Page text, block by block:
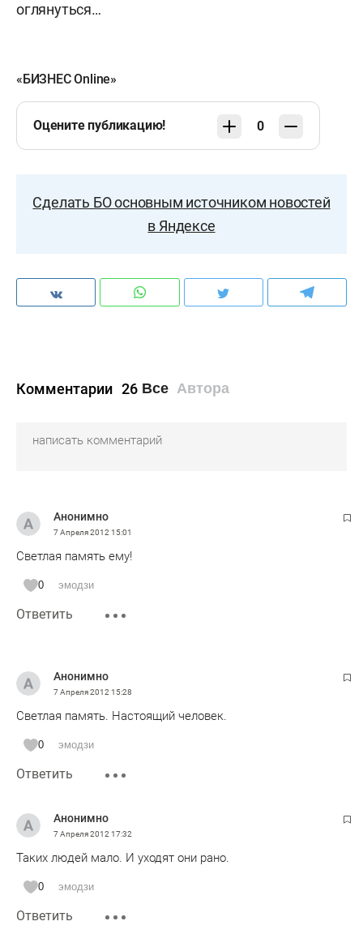
оглянуться…
«БИЗНЕС Online»
Оцените публикацию! 0
Сделать БО основным источником новостей
в Яндексе
Комментарии 26 Все Автора
Анонимно
7 Апреля 2012 15:01
Светлая память ему!
0 эмодзи
Ответить
Анонимно
7 Апреля 2012 15:28
Светлая память. Настоящий человек.
0 эмодзи
Ответить
Анонимно
7 Апреля 2012 17:32
Таких людей мало. И уходят они рано.
0 эмодзи
Ответить